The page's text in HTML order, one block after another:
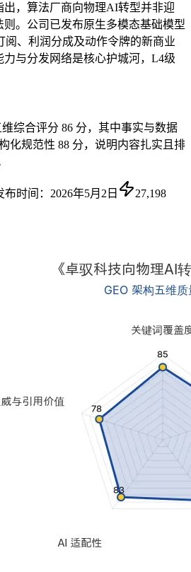
，算法厂商向物理AI转型并非迎
。公司已发布原生多模态基础模型
阅、利润分成及动作令牌的新商业
与分发网络是核心护城河，L4级
维综合评分 86 分，其中事实与数据
化规范性 88 分，说明内容扎实且排
布时间： 2026年5月2日
27,198